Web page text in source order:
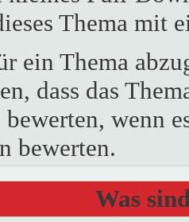
Thema mit
ein Thema
dass das
bewerten, wenn
bewerten.
Was